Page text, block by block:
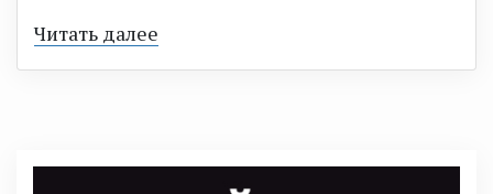
Читать далее